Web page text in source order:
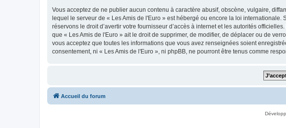
Vous acceptez de ne publier aucun contenu à caractère abusif, obscène, vulgaire,
lequel le serveur de « Les Amis de l'Euro » est hébergé ou encore la loi
réservons le droit d’avertir votre fournisseur d’accès à internet et les autorités
que « Les Amis de l'Euro » ait le droit de supprimer, de modifier, de déplacer ou de
vous acceptez que toutes les informations que vous avez renseignées soient
consentement, ni « Les Amis de l'Euro », ni phpBB, ne pourront être tenus comme
Accueil du forum